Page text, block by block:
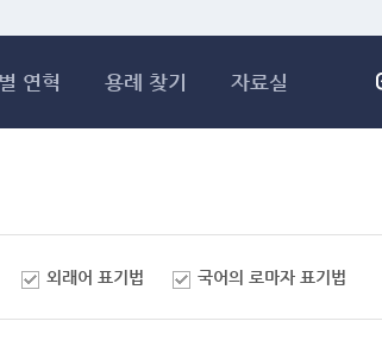
연혁 용례 찾기 자료실
외래어 표기법 국어의 로마자 표기법